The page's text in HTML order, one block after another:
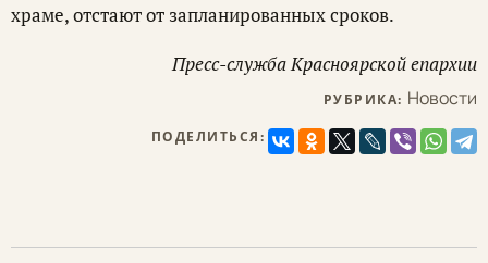
храме, отстают от запланированных сроков.
Пресс-служба Красноярской епархии
РУБРИКА: Новости
ПОДЕЛИТЬСЯ: